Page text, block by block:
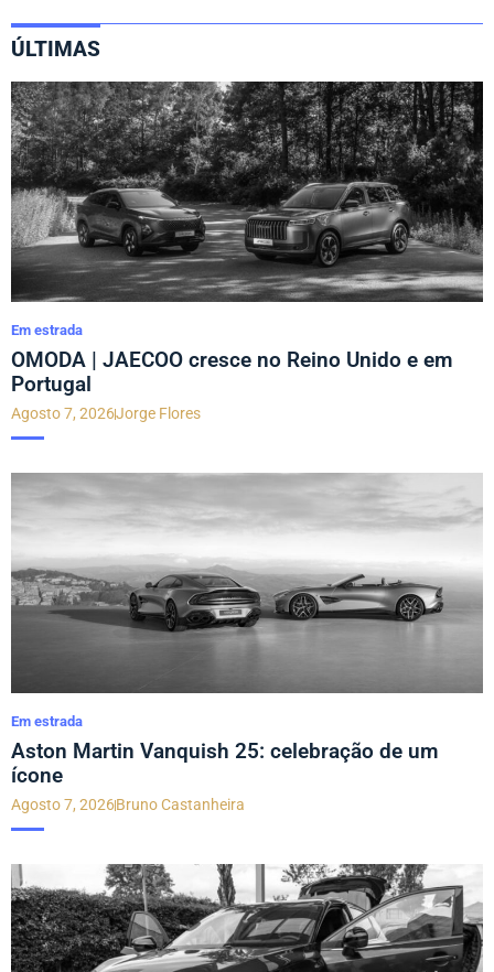
ÚLTIMAS
Em estrada
OMODA | JAECOO cresce no Reino Unido e em
Portugal
Agosto 7, 2026Jorge Flores
Em estrada
Aston Martin Vanquish 25: celebração de um
ícone
Agosto 7, 2026Bruno Castanheira